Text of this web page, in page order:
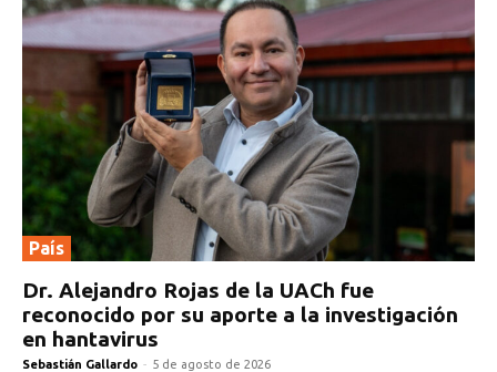
País
Dr. Alejandro Rojas de la UACh fue
reconocido por su aporte a la investigación
en hantavirus
Sebastián Gallardo - 5 de agosto de 2026